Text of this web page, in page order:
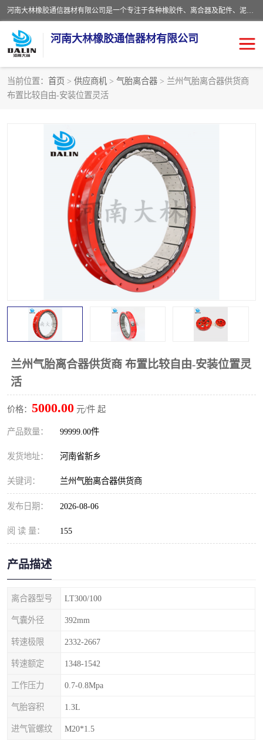
河南大林橡胶通信器材有限公司是一个专注于各种橡胶件、离合器及配件、泥浆泵及配件等产品设计制造和加工的企业。产品应用于矿山、冶金、石油、钢铁、化工、水泥、船舶、造纸、通用机械等各种大功率机械传动或制动装置。
河南大林橡胶通信器材有限公司
当前位置： 首页 > 供应商机 > 气胎离合器 > 兰州气胎离合器供货商
布置比较自由-安装位置灵活
兰州气胎离合器供货商 布置比较自由-安装位置灵
活
价格： 5000.00 元/件 起
产品数量： 99999.00件
发货地址： 河南省新乡
关键词： 兰州气胎离合器供货商
发布日期： 2026-08-06
阅 读 量： 155
产品描述
离合器型号 LT300/100
气囊外径 392mm
转速极限 2332-2667
转速额定 1348-1542
工作压力 0.7-0.8Mpa
气胎容积 1.3L
进气管螺纹 M20*1.5
推盘离合器
VC离合器
PO隔膜离合器 气胎离合器
泥浆泵空气包胶囊 气动元件
DY隔膜式离合器 CB离合器
实芯轮胎
联轴器